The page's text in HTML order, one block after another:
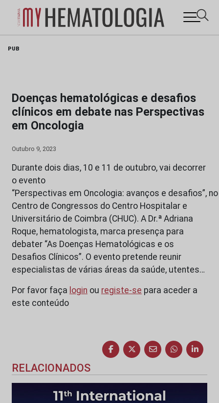
PUB
Doenças hematológicas e desafios
clínicos em debate nas Perspectivas
em Oncologia
Outubro 9, 2023
Durante dois dias, 10 e 11 de outubro, vai decorrer
o evento
“Perspectivas em Oncologia: avanços e desafios”, no
Centro de Congressos do Centro Hospitalar e
Universitário de Coimbra (CHUC). A Dr.ª Adriana
Roque, hematologista, marca presença para
debater “As Doenças Hematológicas e os
Desafios Clínicos”. O evento pretende reunir
especialistas de várias áreas da saúde, utentes…
Por favor faça login ou registe-se para aceder a
este conteúdo
RELACIONADOS